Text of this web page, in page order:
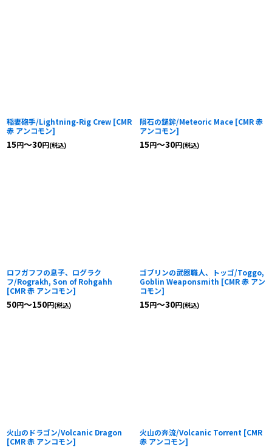
稲妻砲手/Lightning-Rig Crew [CMR
赤 アンコモン]
15円～30円(税込)
隕石の鎚鉾/Meteoric Mace [CMR 赤
アンコモン]
15円～30円(税込)
ロフガフフの息子、ログラク
フ/Rograkh, Son of Rohgahh
[CMR 赤 アンコモン]
50円～150円(税込)
ゴブリンの武器職人、トッゴ/Toggo,
Goblin Weaponsmith [CMR 赤 アン
コモン]
15円～30円(税込)
火山のドラゴン/Volcanic Dragon
[CMR 赤 アンコモン]
火山の奔流/Volcanic Torrent [CMR
赤 アンコモン]